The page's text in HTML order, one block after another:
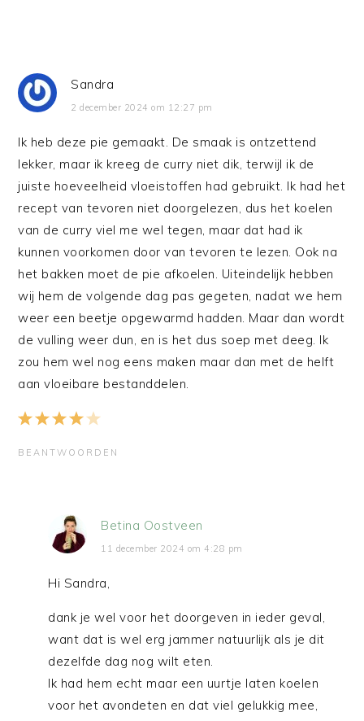
Sandra
2 december 2024 om 12:27 pm
Ik heb deze pie gemaakt. De smaak is ontzettend
lekker, maar ik kreeg de curry niet dik, terwijl ik de
juiste hoeveelheid vloeistoffen had gebruikt. Ik had het
recept van tevoren niet doorgelezen, dus het koelen
van de curry viel me wel tegen, maar dat had ik
kunnen voorkomen door van tevoren te lezen. Ook na
het bakken moet de pie afkoelen. Uiteindelijk hebben
wij hem de volgende dag pas gegeten, nadat we hem
weer een beetje opgewarmd hadden. Maar dan wordt
de vulling weer dun, en is het dus soep met deeg. Ik
zou hem wel nog eens maken maar dan met de helft
aan vloeibare bestanddelen.
BEANTWOORDEN
Betina Oostveen
11 december 2024 om 4:28 pm
Hi Sandra,
dank je wel voor het doorgeven in ieder geval,
want dat is wel erg jammer natuurlijk als je dit
dezelfde dag nog wilt eten.
Ik had hem echt maar een uurtje laten koelen
voor het avondeten en dat viel gelukkig mee,